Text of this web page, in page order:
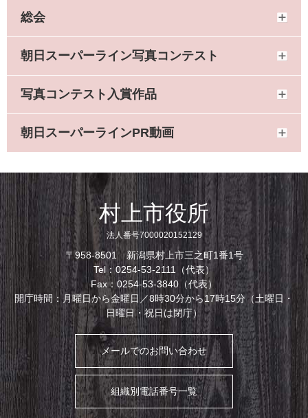
総会
朝日スーパーライン写真コンテスト
写真コンテスト入賞作品
朝日スーパーラインPR動画
村上市役所
法人番号7000020152129
〒958-8501 新潟県村上市三之町1番1号
Tel：0254-53-2111（代表）
Fax：0254-53-3840（代表）
開庁時間：月曜日から金曜日／8時30分から17時15分（土曜日・
日曜日・祝日は閉庁）
メールでのお問い合わせ
組織別電話番号一覧